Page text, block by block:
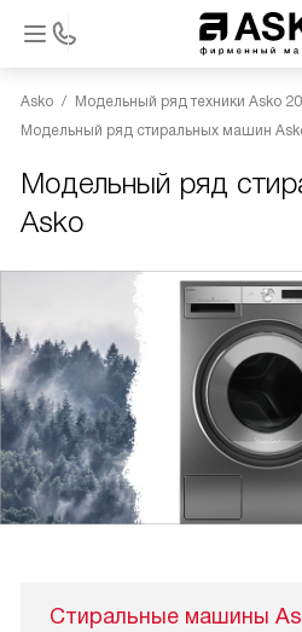
Asko
Модельный ряд техники Asko
Модельный ряд стиральных машин
Модельный ряд
Asko
Стиральные машины